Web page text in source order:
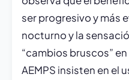
ser progresivo y más
nocturno y la
“cambios bruscos”
AEMPS insisten en el